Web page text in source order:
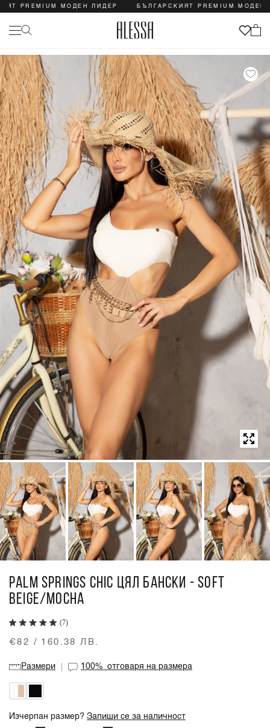
МОДЕН ЛИДЕР БЪЛГАРСКИЯТ PREMIUM МОДЕН
PALM SPRINGS CHIC ЦЯЛ БАНСКИ - SOFT
BEIGE/MOCHA
(7)
€82 / 160.38 ЛВ.
Размери 100%отговаря на размера
Изчерпан размер?Запиши се за наличност